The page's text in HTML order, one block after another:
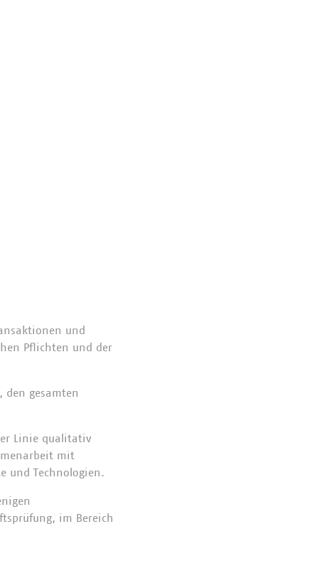
und
Pflichten und der
gesamten
Linie qualitativ
mit
und Technologien.
im Bereich